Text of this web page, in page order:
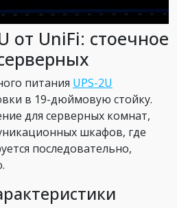
от UniFi: стоечное
питания UPS-2U
в 19-дюймовую стойку.
для серверных комнат,
шкафов, где
последовательно,